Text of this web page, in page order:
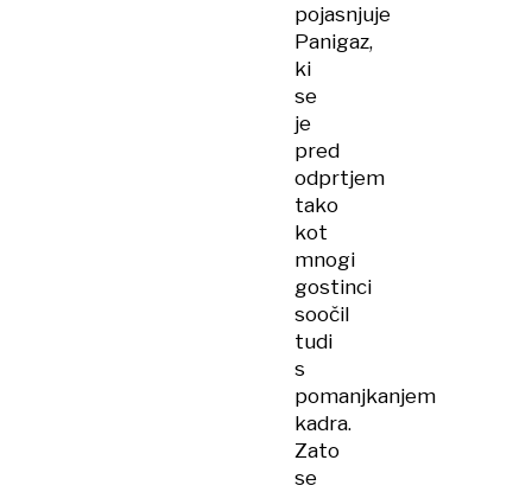
pojasnjuje
Panigaz,
ki
se
je
pred
odprtjem
tako
kot
mnogi
gostinci
soočil
tudi
s
pomanjkanjem
kadra.
Zato
se